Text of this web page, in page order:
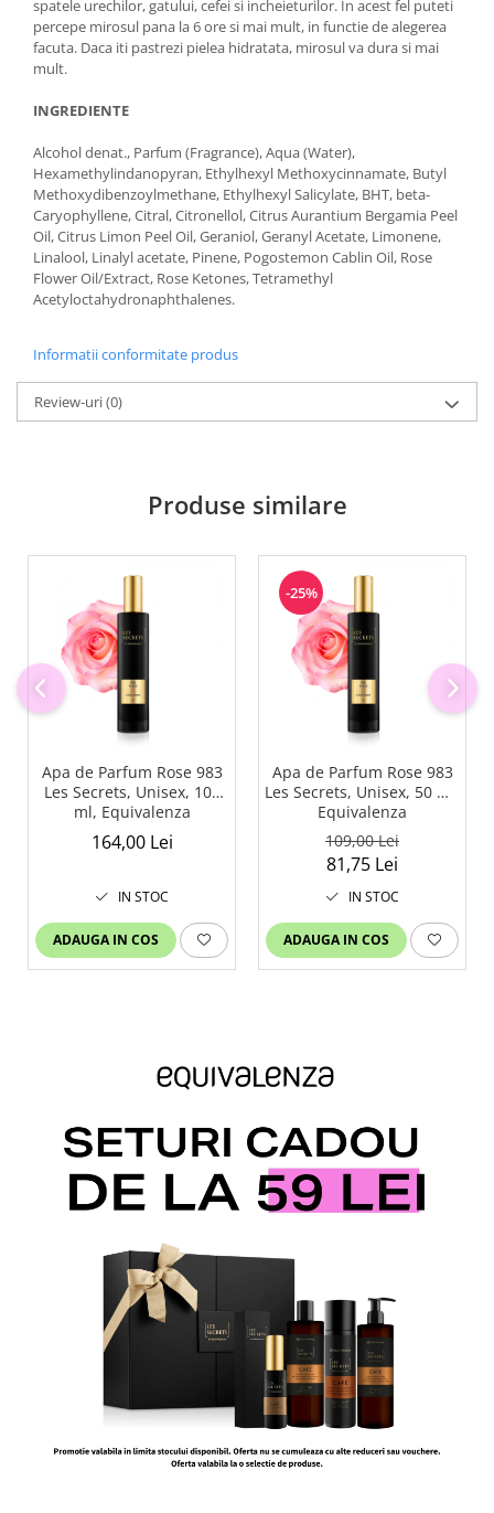
spatele urechilor, gatului, cefei si incheieturilor. In acest fel puteti
percepe mirosul pana la 6 ore si mai mult, in functie de alegerea
facuta. Daca iti pastrezi pielea hidratata, mirosul va dura si mai
mult.
INGREDIENTE
Alcohol denat., Parfum (Fragrance), Aqua (Water),
Hexamethylindanopyran, Ethylhexyl Methoxycinnamate, Butyl
Methoxydibenzoylmethane, Ethylhexyl Salicylate, BHT, beta-
Caryophyllene, Citral, Citronellol, Citrus Aurantium Bergamia Peel
Oil, Citrus Limon Peel Oil, Geraniol, Geranyl Acetate, Limonene,
Linalool, Linalyl acetate, Pinene, Pogostemon Cablin Oil, Rose
Flower Oil/Extract, Rose Ketones, Tetramethyl
Acetyloctahydronaphthalenes.
Informatii conformitate produs
Review-uri(0)
Produse similare
Apa de Parfum Rose 983
Les Secrets, Unisex, 100
ml, Equivalenza
164,00 Lei
IN STOC
ADAUGA IN COS
-25%
Apa de Parfum Rose 983
Les Secrets, Unisex, 50 ml,
Equivalenza
109,00 Lei
81,75 Lei
IN STOC
ADAUGA IN COS